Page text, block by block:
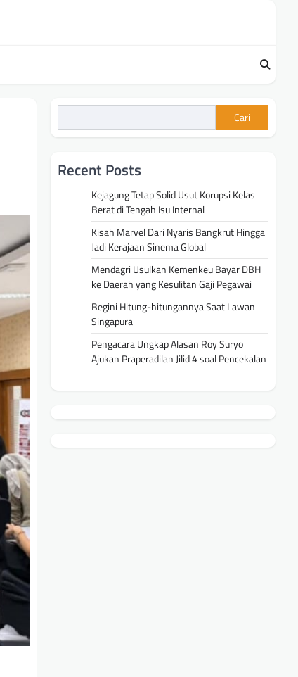
Cari
Recent Posts
Kejagung Tetap Solid Usut Korupsi Kelas
Berat di Tengah Isu Internal
Kisah Marvel Dari Nyaris Bangkrut Hingga
Jadi Kerajaan Sinema Global
Mendagri Usulkan Kemenkeu Bayar DBH
ke Daerah yang Kesulitan Gaji Pegawai
Begini Hitung-hitungannya Saat Lawan
Singapura
Pengacara Ungkap Alasan Roy Suryo
Ajukan Praperadilan Jilid 4 soal Pencekalan